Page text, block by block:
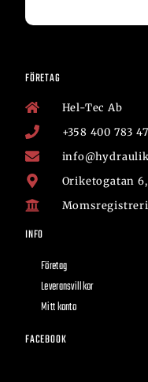
FÖRETAG
Hel-Tec Ab
+358 400 783
Oriketogatan
INFO
Företag
Leveransvillkor
Mitt konto
FACEBOOK